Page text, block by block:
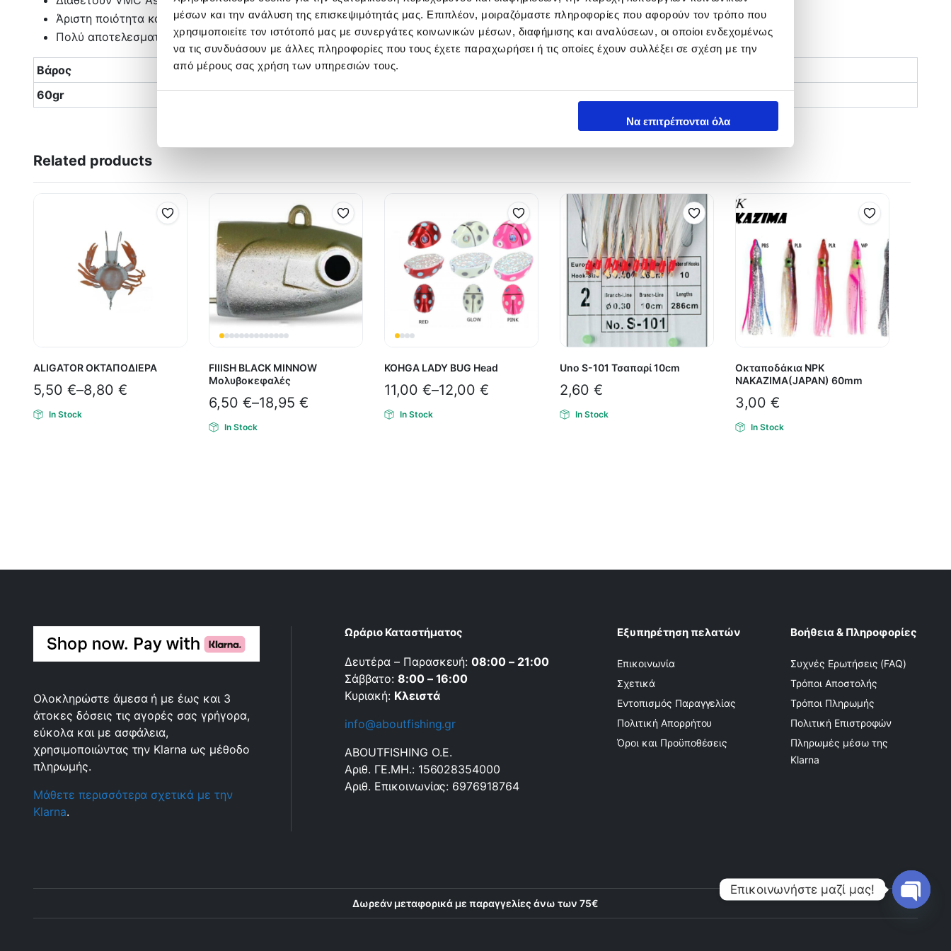
μέσων και την ανάλυση της επισκεψιμότητάς μας. Επιπλέον, μοιραζόμαστε πληροφορίες που αφορούν τον τρόπο που
χρησιμοποιείτε τον ιστότοπό μας με συνεργάτες κοινωνικών μέσων, διαφήμισης και αναλύσεων, οι οποίοι ενδεχομένως
να τις συνδυάσουν με άλλες πληροφορίες που τους έχετε παραχωρήσει ή τις οποίες έχουν συλλέξει σε σχέση με την
από μέρους σας χρήση των υπηρεσιών τους.
Να επιτρέπονται όλα
Άριστη ποιότητα κατασκευής
Πολύ αποτελεσματικό με Shore Jigging
Βάρος Μήκος
60gr
8.5cm 4/0
Related products
ALIGATOR ΟΚΤΑΠΟΔΙΕΡΑ
5,50 €–8,80 €
In Stock
FIIISH BLACK MINNOW
Μολυβοκεφαλές
6,50 €–18,95 €
In Stock
KOHGA LADY BUG Head
11,00 €–12,00 €
In Stock
Uno S-101 Τσαπαρί 10cm
2,60 €
In Stock
Οκταποδάκια NPK
NAKAZIMA(JAPAN) 60mm
3,00 €
In Stock
Ολοκληρώστε άμεσα ή με έως και 3
άτοκες δόσεις τις αγορές σας γρήγορα,
εύκολα και με ασφάλεια,
χρησιμοποιώντας την Klarna ως μέθοδο
πληρωμής.
Μάθετε περισσότερα σχετικά με την
Klarna.
Ωράριο Καταστήματος
Δευτέρα – Παρασκευή:08:00 – 21:00
Σάββατο: 8:00 – 16:00
Κυριακή: Κλειστά
info@aboutfishing.gr
ABOUTFISHING Ο.Ε.
Αριθ. ΓΕ.ΜΗ.: 156028354000
Αριθ. Επικοινωνίας: 6976918764
Εξυπηρέτηση πελατών
Επικοινωνία
Σχετικά
Εντοπισμός Παραγγελίας
Πολιτική Απορρήτου
Όροι και Προϋποθέσεις
Βοήθεια & Πληροφορίες
Συχνές Ερωτήσεις (FAQ)
Τρόποι Αποστολής
Τρόποι Πληρωμής
Πολιτική Επιστροφών
Πληρωμές μέσω της
Klarna
Δωρεάν μεταφορικά με παραγγελίες άνω των 75€
Επικοινωνήστε μαζί μας!